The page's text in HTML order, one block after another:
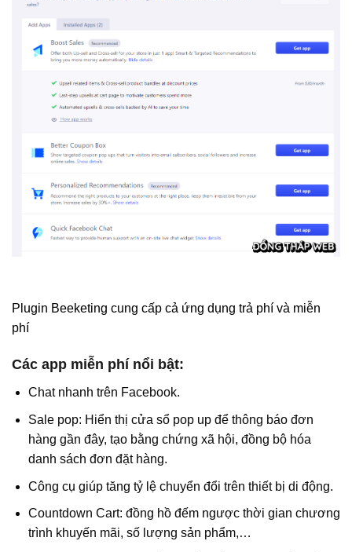
Plugin Beeketing cung cấp cả ứng dụng trả phí và miễn
phí
Các app miễn phí nổi bật:
Chat nhanh trên Facebook.
Sale pop: Hiển thị cửa sổ pop up để thông báo đơn
hàng gần đây, tạo bằng chứng xã hội, đồng bộ hóa
danh sách đơn đặt hàng.
Công cụ giúp tăng tỷ lệ chuyển đổi trên thiết bị di động.
Countdown Cart: đồng hồ đếm ngược thời gian chương
trình khuyến mãi, số lượng sản phẩm,…